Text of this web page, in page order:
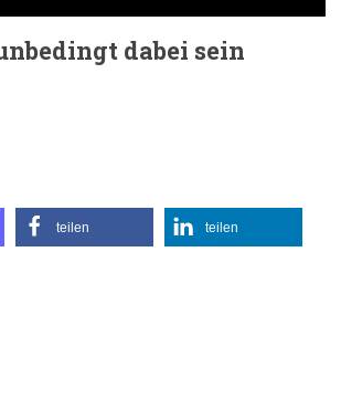
dabei sein
teilen teilen